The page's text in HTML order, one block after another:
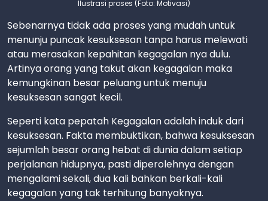
Ilustrasi proses (Foto: Motivasi)
Sebenarnya tidak ada proses yang mudah untuk
menunju puncak kesuksesan tanpa harus melewati
atau merasakan kepahitan kegagalan nya dulu.
Artinya orang yang takut akan kegagalan maka
kemungkinan besar peluang untuk menuju
kesuksesan sangat kecil.
Seperti kata pepatah Kegagalan adalah induk dari
kesuksesan. Fakta membuktikan, bahwa kesuksesan
sejumlah besar orang hebat di dunia dalam setiap
perjalanan hidupnya, pasti diperolehnya dengan
mengalami sekali, dua kali bahkan berkali-kali
kegagalan yang tak terhitung banyaknya.